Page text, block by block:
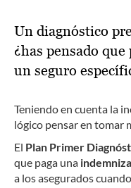
Un diagnóstico
¿has pensado
un seguro
Teniendo en cuenta la
lógico pensar en tomar
El Plan Primer
que paga una
a los asegurados